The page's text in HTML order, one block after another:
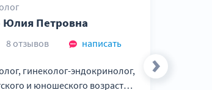
2 150 ₽
4 850 ₽
Юлия Петровна
8 отзывов написать
гинеколог-эндокринолог,
и юношеского возраста,